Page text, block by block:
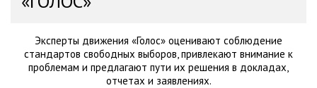
Эксперты движения «Голос» оценивают соблюдение
стандартов свободных выборов, привлекают внимание к
проблемам и предлагают пути их решения в докладах,
отчетах и заявлениях.